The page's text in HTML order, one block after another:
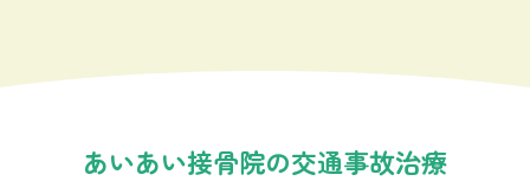
あいあい接骨院の交通事故治療